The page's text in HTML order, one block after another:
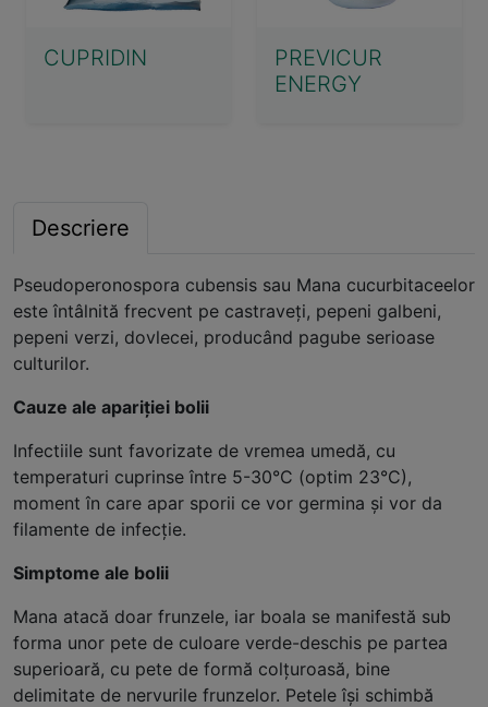
CUPRIDIN
PREVICUR
ENERGY
Descriere
Pseudoperonospora cubensis sau Mana cucurbitaceelor
este întâlnită frecvent pe castraveți, pepeni galbeni,
pepeni verzi, dovlecei, producând pagube serioase
culturilor.
Cauze ale apariției bolii
Infectiile sunt favorizate de vremea umedă, cu
temperaturi cuprinse între 5-30°C (optim 23°C),
moment în care apar sporii ce vor germina și vor da
filamente de infecție.
Simptome ale bolii
Mana atacă doar frunzele, iar boala se manifestă sub
forma unor pete de culoare verde-deschis pe partea
superioară, cu pete de formă colțuroasă, bine
delimitate de nervurile frunzelor. Petele își schimbă